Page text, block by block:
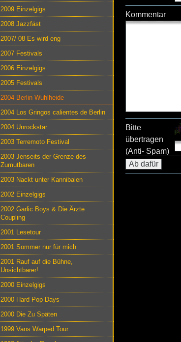
2009 Einzelgigs
2008 Jazzfäst
2007/ 08 Es wird eng
2007 Festivals
2006 Einzelgigs
2005 Festivals
2004 Berlin Wuhlheide
2004 Los Gringos calientes de Berlin
2004 Unrockstar
2003 Terremoto Festival
2003 Jenseits der Grenze des
Zumutbaren
2003 Nackt unter Kannibalen
2002 Einzelgigs
2002 Garlic Boys & Die Ärzte
Coupling
2001 Lesetour
2001 Sommer nur für mich
2001 Rauf auf die Bühne,
Unsichtbarer!
2000 Einzelgigs
2000 Hard Pop Days
2000 Die Zu Späten
1999 Vans Warped Tour
Kommentar
Bitte
übertragen
(Anti- Spam)